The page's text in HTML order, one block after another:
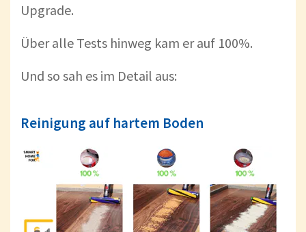
Upgrade.
Über alle Tests hinweg kam er auf 100%.
Und so sah es im Detail aus:
Reinigung auf hartem Boden